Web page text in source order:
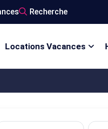
Recherche
Locations Vacances